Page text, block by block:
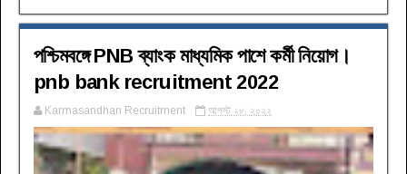
পশ্চিমবঙ্গে PNB ব্যাংক মাধ্যমিক পাশে কর্মী নিয়োগ।
pnb bank recruitment 2022
Karmasandhan Recruitment আগস্ট ২৮, ২০২২